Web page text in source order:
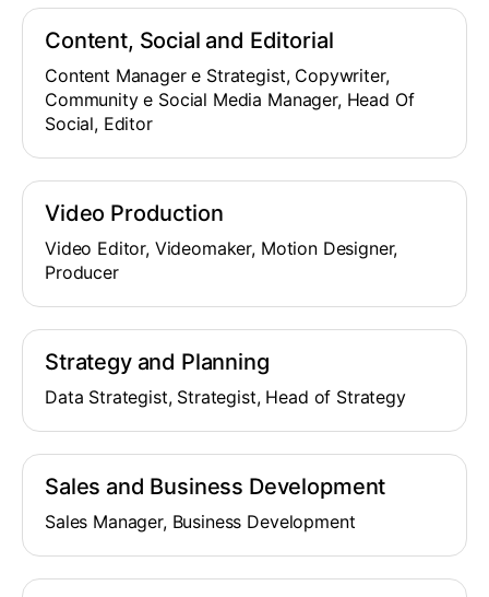
Content, Social and Editorial
Content Manager e Strategist, Copywriter,
Community e Social Media Manager, Head Of
Social, Editor
Video Production
Video Editor, Videomaker, Motion Designer,
Producer
Strategy and Planning
Data Strategist, Strategist, Head of Strategy
Sales and Business Development
Sales Manager, Business Development